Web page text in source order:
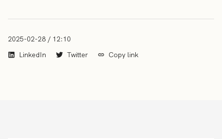
2025-02-28 / 12:10
LinkedIn
Twitter Copy link